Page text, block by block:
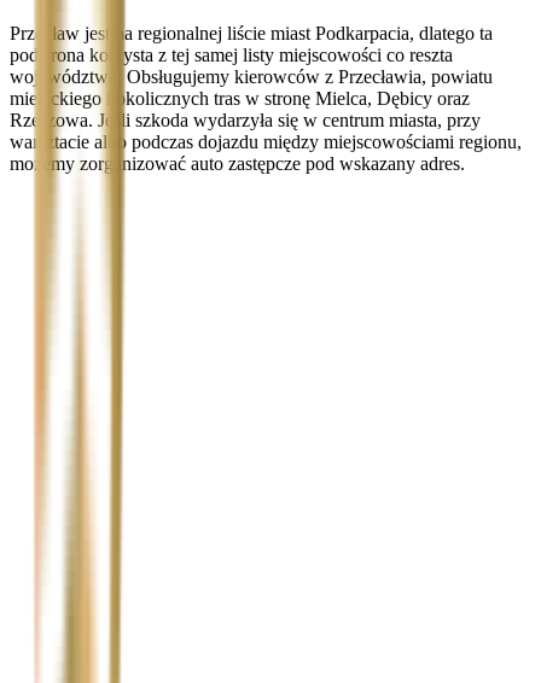
Przecław jest na regionalnej liście miast Podkarpacia, dlatego ta
podstrona korzysta z tej samej listy miejscowości co reszta
województwa. Obsługujemy kierowców z Przecławia, powiatu
mieleckiego i okolicznych tras w stronę Mielca, Dębicy oraz
Rzeszowa. Jeśli szkoda wydarzyła się w centrum miasta, przy
warsztacie albo podczas dojazdu między miejscowościami regionu,
możemy zorganizować auto zastępcze pod wskazany adres.